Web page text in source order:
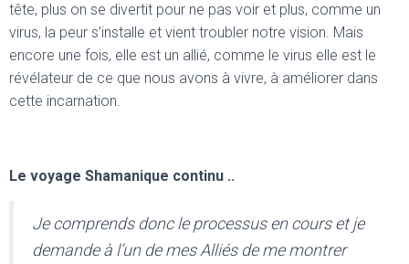
tête, plus on se divertit pour ne pas voir et plus, comme un
virus, la peur s’installe et vient troubler notre vision. Mais
encore une fois, elle est un allié, comme le virus elle est le
révélateur de ce que nous avons à vivre, à améliorer dans
cette incarnation.
Le voyage Shamanique continu ..
Je comprends donc le processus en cours et je
demande à l’un de mes Alliés de me montrer